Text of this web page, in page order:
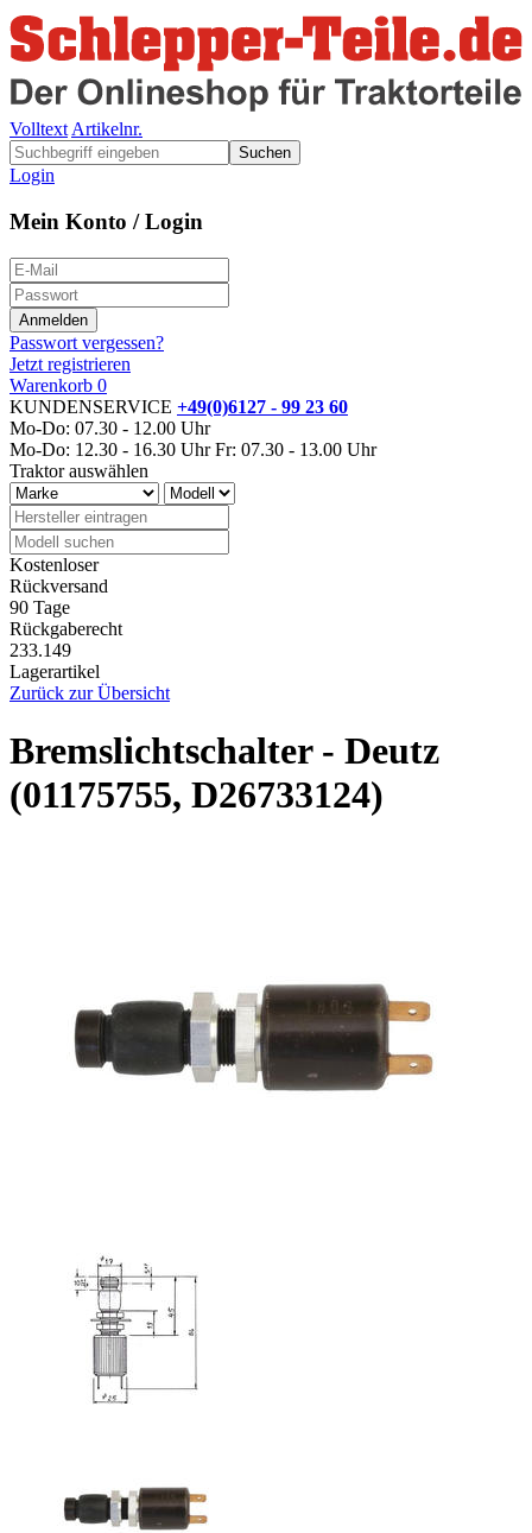
Volltext Artikelnr.
Suchen
Login
Mein Konto / Login
Passwort vergessen?
Jetzt registrieren
Warenkorb 0
KUNDENSERVICE +49(0)6127 - 99 23 60
Mo-Do: 07.30 - 12.00 Uhr
Mo-Do: 12.30 - 16.30 Uhr Fr: 07.30 - 13.00 Uhr
Traktor auswählen
Kostenloser
Rückversand
90 Tage
Rückgaberecht
233.149
Lagerartikel
Zurück zur Übersicht
Bremslichtschalter - Deutz
(01175755, D26733124)